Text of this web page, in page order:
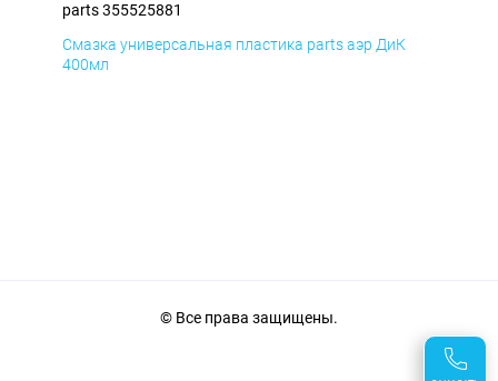
parts 355525881
Смазка универсальная пластика parts аэр ДиК
400мл
© Все права защищены.